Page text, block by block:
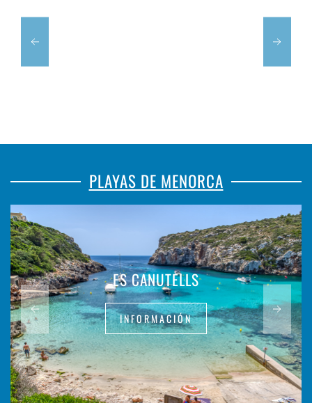
PLAYAS DE MENORCA
ES CANUTELLS
INFORMACIÓN